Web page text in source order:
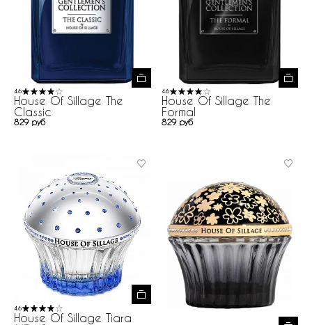
4.6
House Of Sillage The
Classic
829 руб
4.6
House Of Sillage The
Formal
829 руб
4.6
House Of Sillage Tiara